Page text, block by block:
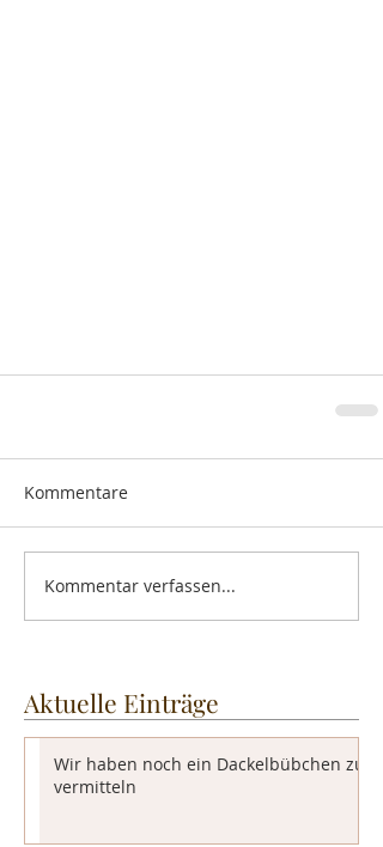
Kommentare
Kommentar verfassen...
Aktuelle Einträge
Wir haben noch ein Dackelbübchen zu
vermitteln